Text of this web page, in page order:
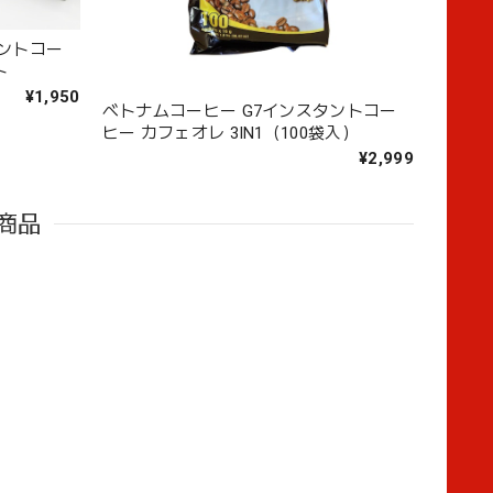
トコー
¥1,950
ベトナムコーヒー G7インスタントコー
ヒー カフェオレ 3IN1（100袋入）
¥2,999
品